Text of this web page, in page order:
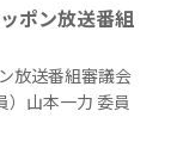
ポン放送番組
放送番組審議会
）山本一力 委員